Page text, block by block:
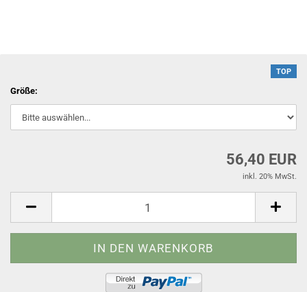
TOP
Größe:
56,40 EUR
inkl. 20% MwSt.